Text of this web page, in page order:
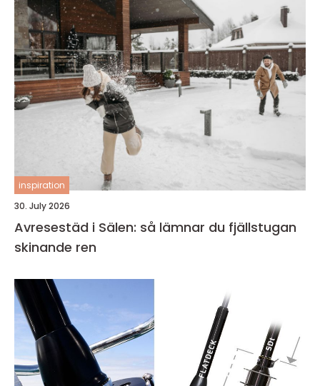
inspiration
30. July 2026
Avresestäd i Sälen: så lämnar du fjällstugan
skinande ren